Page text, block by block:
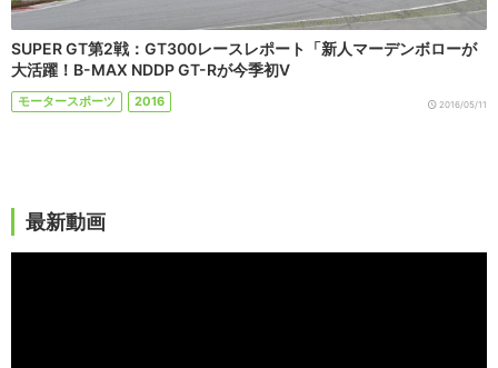
SUPER GT第2戦：GT300レースレポート「新人マーデンボローが
大活躍！B-MAX NDDP GT-Rが今季初V
モータースポーツ 2016 2016/05/11
最新動画